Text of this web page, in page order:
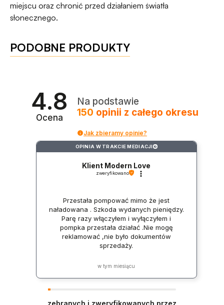
miejscu oraz chronić przed działaniem światła
słonecznego.
PODOBNE PRODUKTY
4.8
Ocena
Na podstawie
150 opinii z całego okresu
Jak zbieramy opinie?
OPINIA W TRAKCIE MEDIACJI ?
Klient Modern Love
zweryfikowano
Przestała pompować mimo że jest
naładowana . Szkoda wydanych pieniędzy.
Parę razy włączyłem i wyłączyłem i
pompka przestała działać .Nie mogę
reklamować ,nie było dokumentów
sprzedaży.
w tym miesiącu
zebranych i zweryfikowanych przez